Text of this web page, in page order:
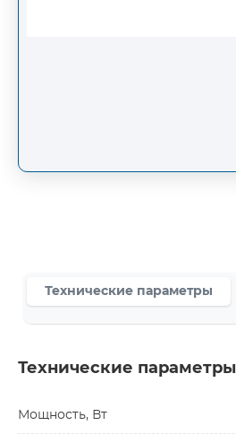
Технические параметры
Технические параметры
Мощность, Вт